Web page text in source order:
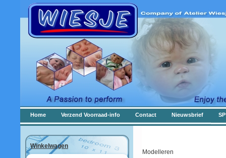
Home Verzend Voorraad-info Contact Nieuwsbrief
Winkelwagen
Modelleren